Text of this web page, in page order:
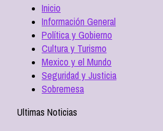
Inicio
Información General
Política y Gobierno
Cultura y Turismo
Mexico y el Mundo
Seguridad y Justicia
Sobremesa
Ultimas Noticias